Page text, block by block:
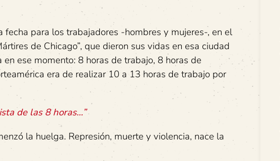
para los trabajadores -hombres y mujeres-, en el
de Chicago”, que dieron sus vidas en esa ciudad
ese momento: 8 horas de trabajo, 8 horas de
era de realizar 10 a 13 horas de trabajo por
de las 8 horas…”
la huelga. Represión, muerte y violencia, nace la